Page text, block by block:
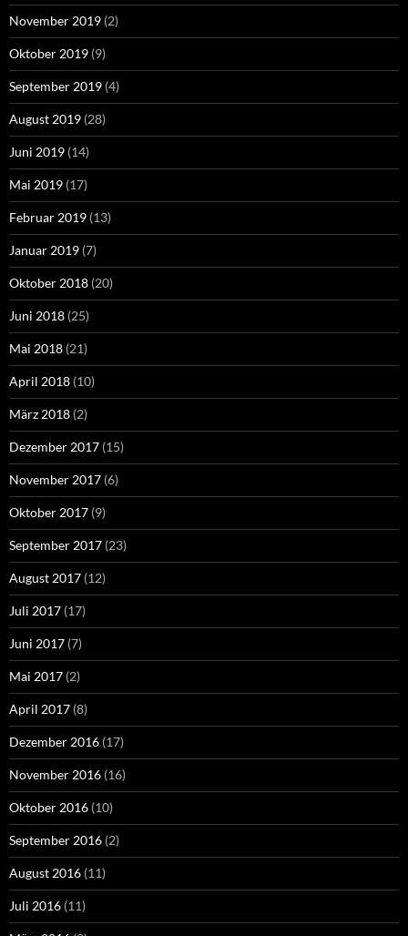
November 2019 (2)
Oktober 2019 (9)
September 2019 (4)
August 2019 (28)
Juni 2019 (14)
Mai 2019 (17)
Februar 2019 (13)
Januar 2019 (7)
Oktober 2018 (20)
Juni 2018 (25)
Mai 2018 (21)
April 2018 (10)
März 2018 (2)
Dezember 2017 (15)
November 2017 (6)
Oktober 2017 (9)
September 2017 (23)
August 2017 (12)
Juli 2017 (17)
Juni 2017 (7)
Mai 2017 (2)
April 2017 (8)
Dezember 2016 (17)
November 2016 (16)
Oktober 2016 (10)
September 2016 (2)
August 2016 (11)
Juli 2016 (11)